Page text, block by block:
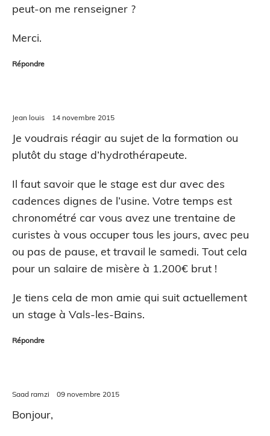
peut-on me renseigner ?
Merci.
Répondre
Jean louis 14 novembre 2015
Je voudrais réagir au sujet de la formation ou
plutôt du stage d’hydrothérapeute.
Il faut savoir que le stage est dur avec des
cadences dignes de l’usine. Votre temps est
chronométré car vous avez une trentaine de
curistes à vous occuper tous les jours, avec peu
ou pas de pause, et travail le samedi. Tout cela
pour un salaire de misère à 1.200€ brut !
Je tiens cela de mon amie qui suit actuellement
un stage à Vals-les-Bains.
Répondre
Saad ramzi 09 novembre 2015
Bonjour,